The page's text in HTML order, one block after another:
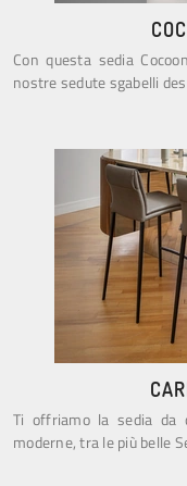
Con questa sedia
nostre sedute sgabelli
Ti offriamo la sedia da
moderne, tra le più belle